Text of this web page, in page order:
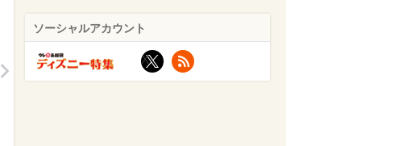
>
ソーシャルアカウント
X